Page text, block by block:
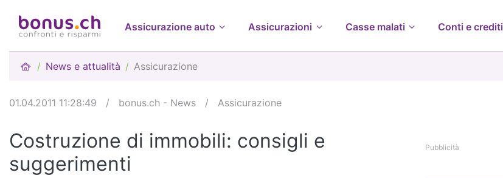
Assicurazione auto Assicurazioni Casse malati Conti e crediti
News e attualità Assicurazione
01.04.2011 11:28:49 / bonus.ch - News / Assicurazione
Costruzione di immobili: consigli e
suggerimenti
Pubblicità